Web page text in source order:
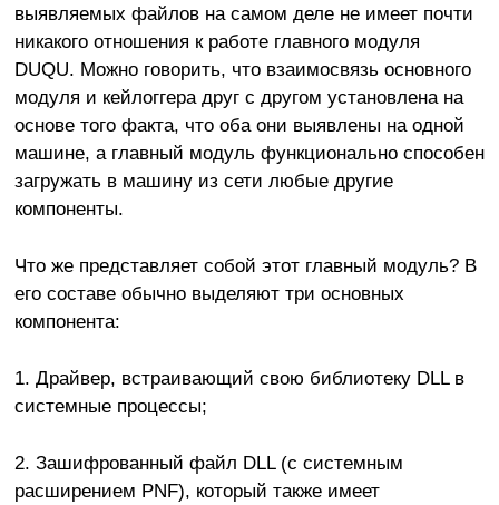
выявляемых файлов на самом деле не имеет почти
никакого отношения к работе главного модуля
DUQU. Можно говорить, что взаимосвязь основного
модуля и кейлоггера друг с другом установлена на
основе того факта, что оба они выявлены на одной
машине, а главный модуль функционально способен
загружать в машину из сети любые другие
компоненты.
Что же представляет собой этот главный модуль? В
его составе обычно выделяют три основных
компонента:
1. Драйвер, встраивающий свою библиотеку DLL в
системные процессы;
2. Зашифрованный файл DLL (с системным
расширением PNF), который также имеет